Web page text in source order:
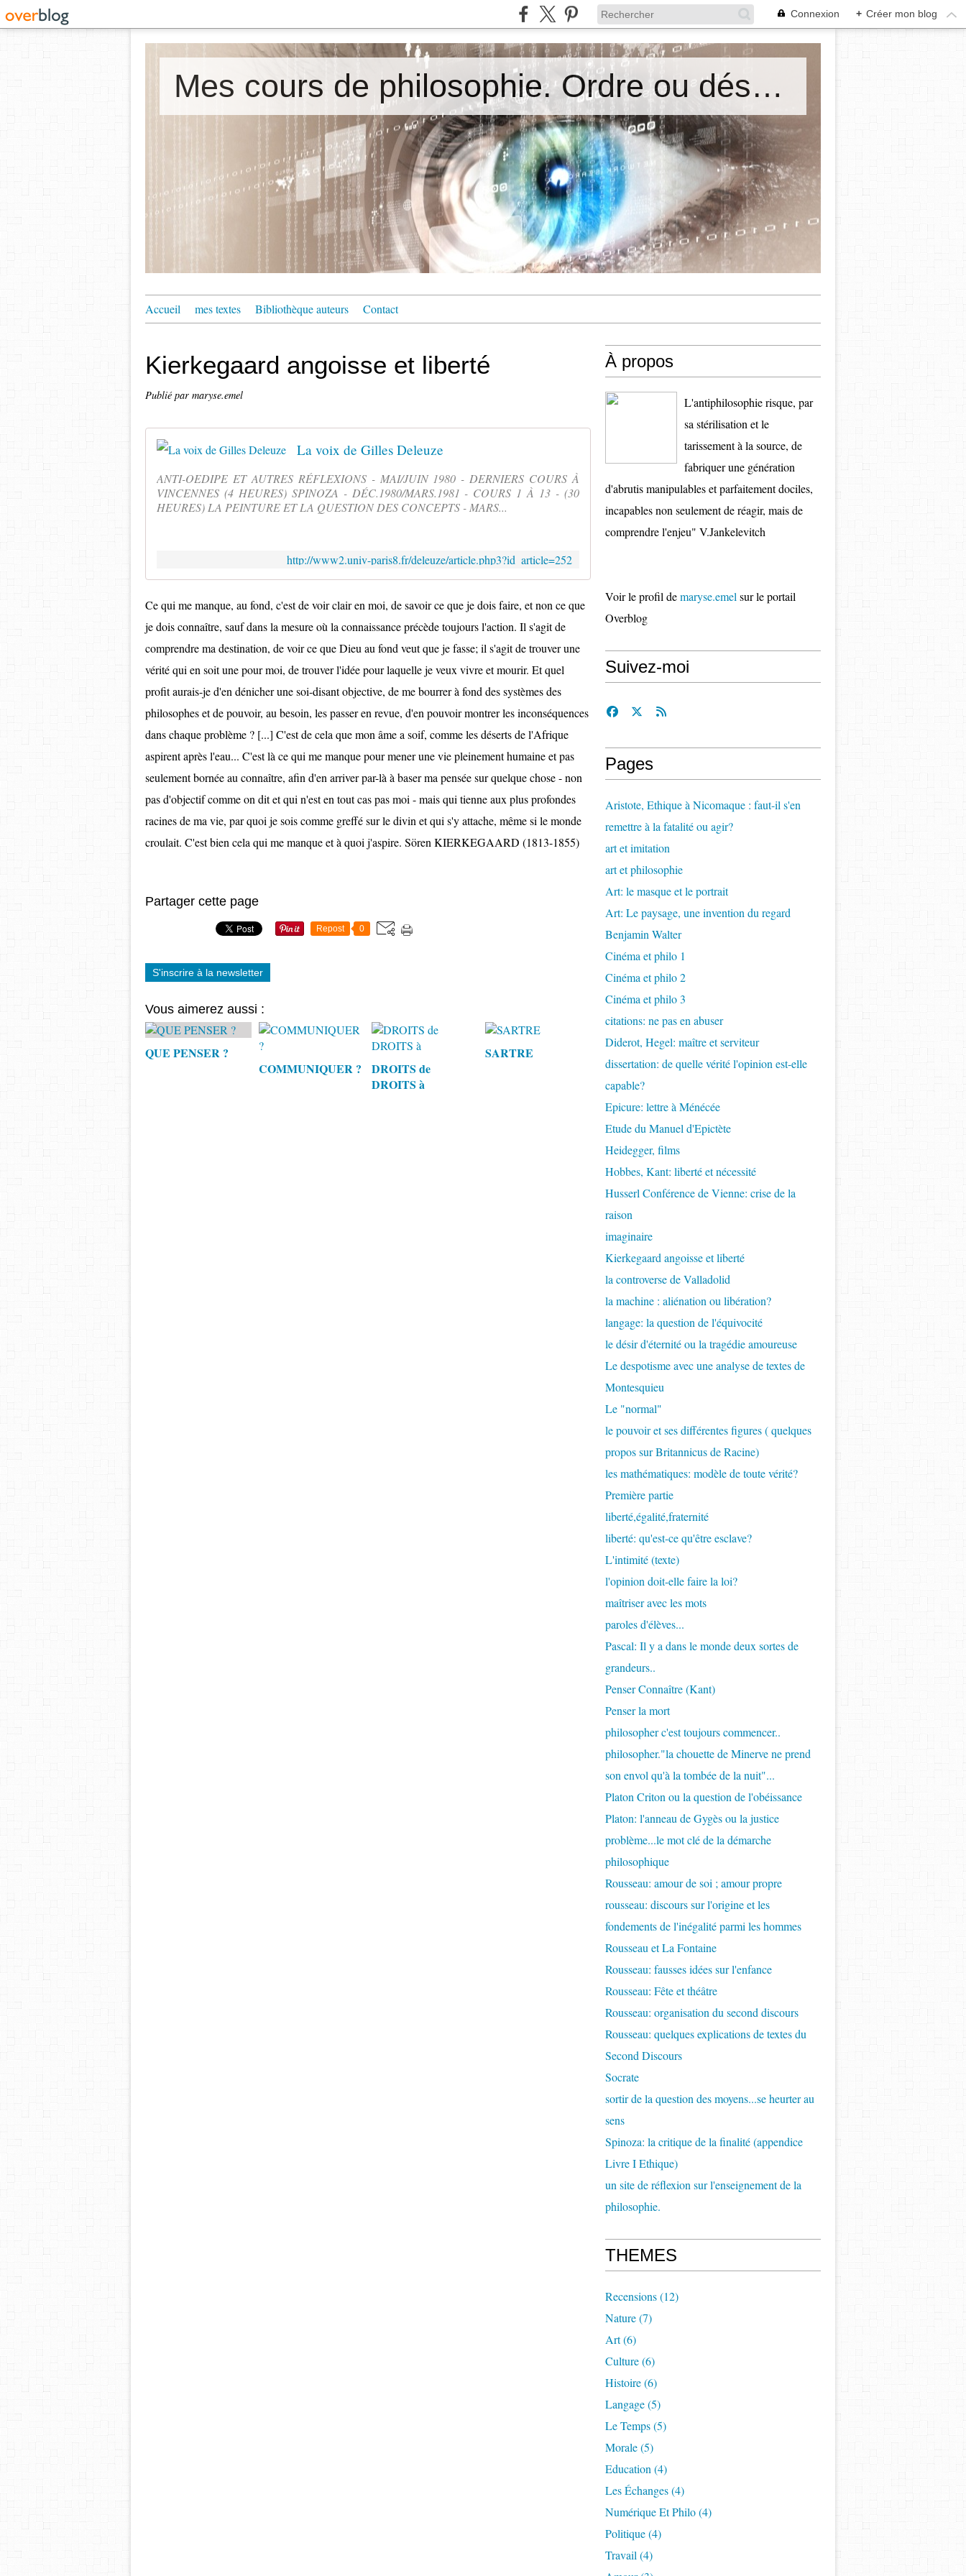
Connexion + Créer mon blog
Mes cours de philosophie. Ordre ou désordre? Maryse Emel
Accueil mes textes Bibliothèque auteurs Contact
Kierkegaard angoisse et liberté
Publié par maryse.emel
La voix de Gilles Deleuze
ANTI-OEDIPE ET AUTRES RÉFLEXIONS - MAI/JUIN 1980 - DERNIERS COURS À
VINCENNES (4 HEURES) SPINOZA - DÉC.1980/MARS.1981 - COURS 1 À 13 - (30
HEURES) LA PEINTURE ET LA QUESTION DES CONCEPTS - MARS...
http://www2.univ-paris8.fr/deleuze/article.php3?id_article=252
Ce qui me manque, au fond, c'est de voir clair en moi, de savoir ce que je dois faire, et non ce que
je dois connaître, sauf dans la mesure où la connaissance précède toujours l'action. Il s'agit de
comprendre ma destination, de voir ce que Dieu au fond veut que je fasse; il s'agit de trouver une
vérité qui en soit une pour moi, de trouver l'idée pour laquelle je veux vivre et mourir. Et quel
profit aurais-je d'en dénicher une soi-disant objective, de me bourrer à fond des systèmes des
philosophes et de pouvoir, au besoin, les passer en revue, d'en pouvoir montrer les inconséquences
dans chaque problème ? [...] C'est de cela que mon âme a soif, comme les déserts de l'Afrique
aspirent après l'eau... C'est là ce qui me manque pour mener une vie pleinement humaine et pas
seulement bornée au connaître, afin d'en arriver par-là à baser ma pensée sur quelque chose - non
pas d'objectif comme on dit et qui n'est en tout cas pas moi - mais qui tienne aux plus profondes
racines de ma vie, par quoi je sois comme greffé sur le divin et qui s'y attache, même si le monde
croulait. C'est bien cela qui me manque et à quoi j'aspire. Sören KIERKEGAARD (1813-1855)
Partager cette page
Repost 0
S'inscrire à la newsletter
Vous aimerez aussi :
QUE PENSER ?
COMMUNIQUER ?
DROITS de
DROITS à
SARTRE
À propos
L'antiphilosophie risque, par
sa stérilisation et le
tarissement à la source, de
fabriquer une génération
d'abrutis manipulables et parfaitement dociles,
incapables non seulement de réagir, mais de
comprendre l'enjeu" V.Jankelevitch
Voir le profil demaryse.emel sur le portail
Overblog
Suivez-moi
Pages
Aristote, Ethique à Nicomaque : faut-il s'en
remettre à la fatalité ou agir?
art et imitation
art et philosophie
Art: le masque et le portrait
Art: Le paysage, une invention du regard
Benjamin Walter
Cinéma et philo 1
Cinéma et philo 2
Cinéma et philo 3
citations: ne pas en abuser
Diderot, Hegel: maître et serviteur
dissertation: de quelle vérité l'opinion est-elle
capable?
Epicure: lettre à Ménécée
Etude du Manuel d'Epictète
Heidegger, films
Hobbes, Kant: liberté et nécessité
Husserl Conférence de Vienne: crise de la
raison
imaginaire
Kierkegaard angoisse et liberté
la controverse de Valladolid
la machine : aliénation ou libération?
langage: la question de l'équivocité
le désir d'éternité ou la tragédie amoureuse
Le despotisme avec une analyse de textes de
Montesquieu
Le "normal"
le pouvoir et ses différentes figures ( quelques
propos sur Britannicus de Racine)
les mathématiques: modèle de toute vérité?
Première partie
liberté,égalité,fraternité
liberté: qu'est-ce qu'être esclave?
L'intimité (texte)
l'opinion doit-elle faire la loi?
maîtriser avec les mots
paroles d'élèves...
Pascal: Il y a dans le monde deux sortes de
grandeurs..
Penser Connaître (Kant)
Penser la mort
philosopher c'est toujours commencer..
philosopher."la chouette de Minerve ne prend
son envol qu'à la tombée de la nuit"...
Platon Criton ou la question de l'obéissance
Platon: l'anneau de Gygès ou la justice
problème...le mot clé de la démarche
philosophique
Rousseau: amour de soi ; amour propre
rousseau: discours sur l'origine et les
fondements de l'inégalité parmi les hommes
Rousseau et La Fontaine
Rousseau: fausses idées sur l'enfance
Rousseau: Fête et théâtre
Rousseau: organisation du second discours
Rousseau: quelques explications de textes du
Second Discours
Socrate
sortir de la question des moyens...se heurter au
sens
Spinoza: la critique de la finalité (appendice
Livre I Ethique)
un site de réflexion sur l'enseignement de la
philosophie.
THEMES
Recensions(12)
Nature(7)
Art(6)
Culture(6)
Histoire(6)
Langage(5)
Le Temps(5)
Morale(5)
Education (4)
Les Échanges(4)
Numérique Et Philo(4)
Politique(4)
Travail (4)